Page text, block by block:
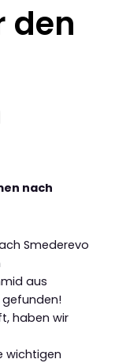
den
nach
Smederevo
aus
haben wir
wichtigen